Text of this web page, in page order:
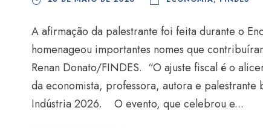
A afirmação da palestrante foi feita durante o
homenageou importantes nomes que
Renan Donato/FINDES. “O ajuste fiscal é o
da economista, professora, autora e
Indústria 2026. O evento, que celebrou e...